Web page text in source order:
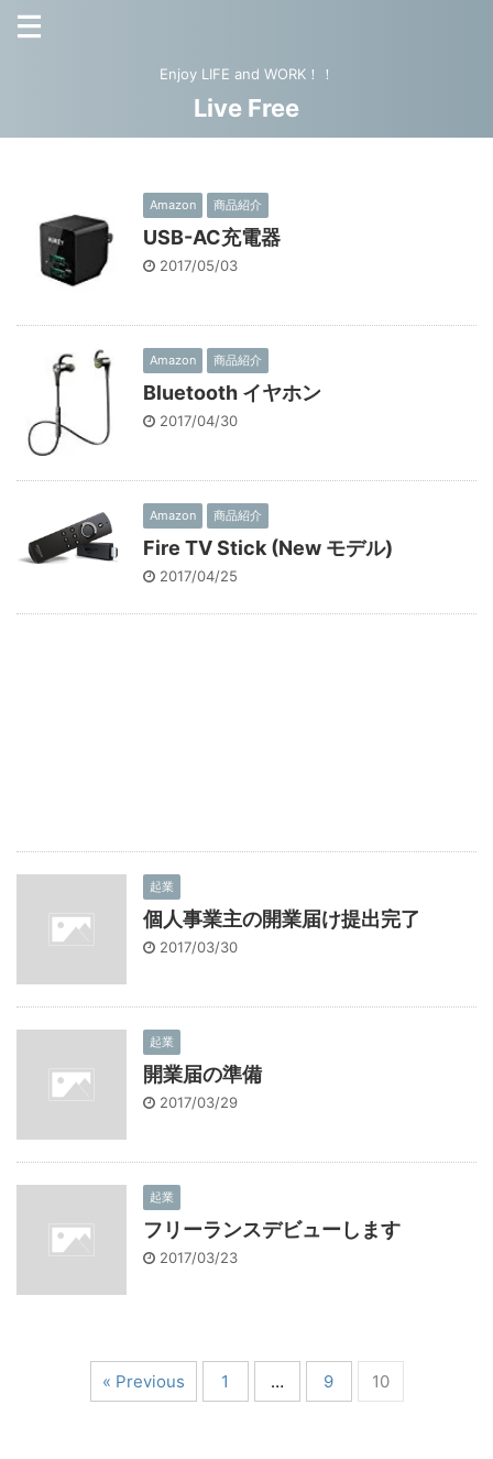
Enjoy LIFE and WORK！！
Live Free
Amazon 商品紹介
USB-AC充電器
2017/05/03
Amazon 商品紹介
Bluetooth イヤホン
2017/04/30
Amazon 商品紹介
Fire TV Stick (New モデル)
2017/04/25
起業
個人事業主の開業届け提出完了
2017/03/30
起業
開業届の準備
2017/03/29
起業
フリーランスデビューします
2017/03/23
« Previous 1 … 9 10